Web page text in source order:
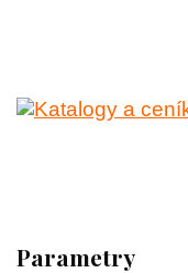
Parametry